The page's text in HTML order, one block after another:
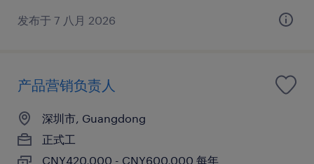
发布于 7 八月 2026
产品营销负责人
深圳市, Guangdong
正式工
CNY420,000 - CNY600,000 每年